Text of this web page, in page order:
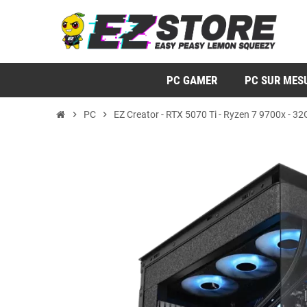
PC GAMER PC SUR
chevron_right PC chevron_right EZ Creator - RTX 5070 Ti - Ryzen 7 9700x -